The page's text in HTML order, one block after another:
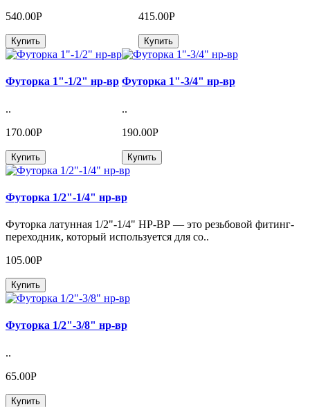
540.00Р
Купить
415.00Р
Купить
Футорка 1"-1/2" нр-вр
..
170.00Р
Купить
Футорка 1"-3/4" нр-вр
..
190.00Р
Купить
Футорка 1/2"-1/4" нр-вр
Футорка латунная 1/2"-1/4" НР-ВР — это резьбовой фитинг-
переходник, который используется для со..
105.00Р
Купить
Футорка 1/2"-3/8" нр-вр
..
65.00Р
Купить